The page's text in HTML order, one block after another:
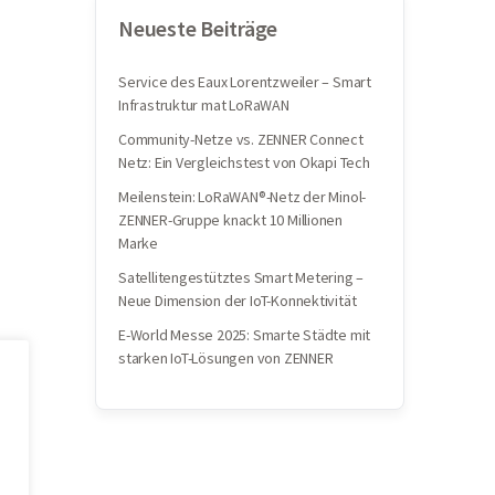
Neueste Beiträge
Service des Eaux Lorentzweiler – Smart
Infrastruktur mat LoRaWAN
Community-Netze vs. ZENNER Connect
Netz: Ein Vergleichstest von Okapi Tech
Meilenstein: LoRaWAN®-Netz der Minol-
ZENNER-Gruppe knackt 10 Millionen
Marke
Satellitengestütztes Smart Metering –
Neue Dimension der IoT-Konnektivität
E-World Messe 2025: Smarte Städte mit
starken IoT-Lösungen von ZENNER